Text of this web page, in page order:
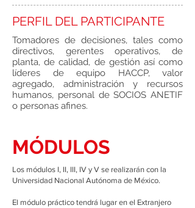
PERFIL DEL PARTICIPANTE
Tomadores de decisiones, tales como
directivos, gerentes operativos, de
planta, de calidad, de gestión así como
líderes de equipo HACCP, valor
agregado, administración y recursos
humanos, personal de SOCIOS ANETIF
o personas afines.
MÓDULOS
Los módulos I, II, III, IV y V se realizarán con la
Universidad Nacional Autónoma de México.
El módulo práctico tendrá lugar en el Extranjero